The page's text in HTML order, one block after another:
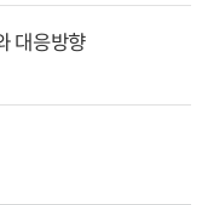
대응방향